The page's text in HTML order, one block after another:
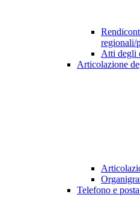
regionali/
Atti degli
Articolazione
Telefono e